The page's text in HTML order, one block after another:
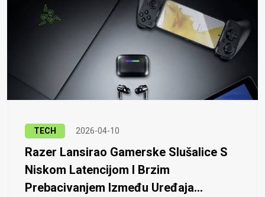
TECH 2026-04-10
Razer Lansirao Gamerske Slušalice S
Niskom Latencijom I Brzim
Prebacivanjem Između Uređaja...